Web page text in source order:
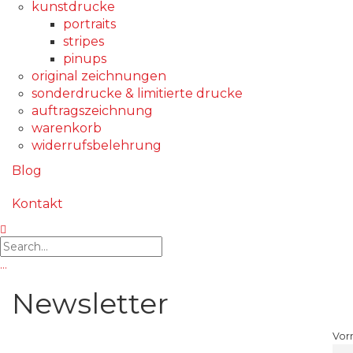
kunstdrucke
portraits
stripes
pinups
original zeichnungen
sonderdrucke & limitierte drucke
auftragszeichnung
warenkorb
widerrufsbelehrung
Blog
Kontakt
…
Newsletter